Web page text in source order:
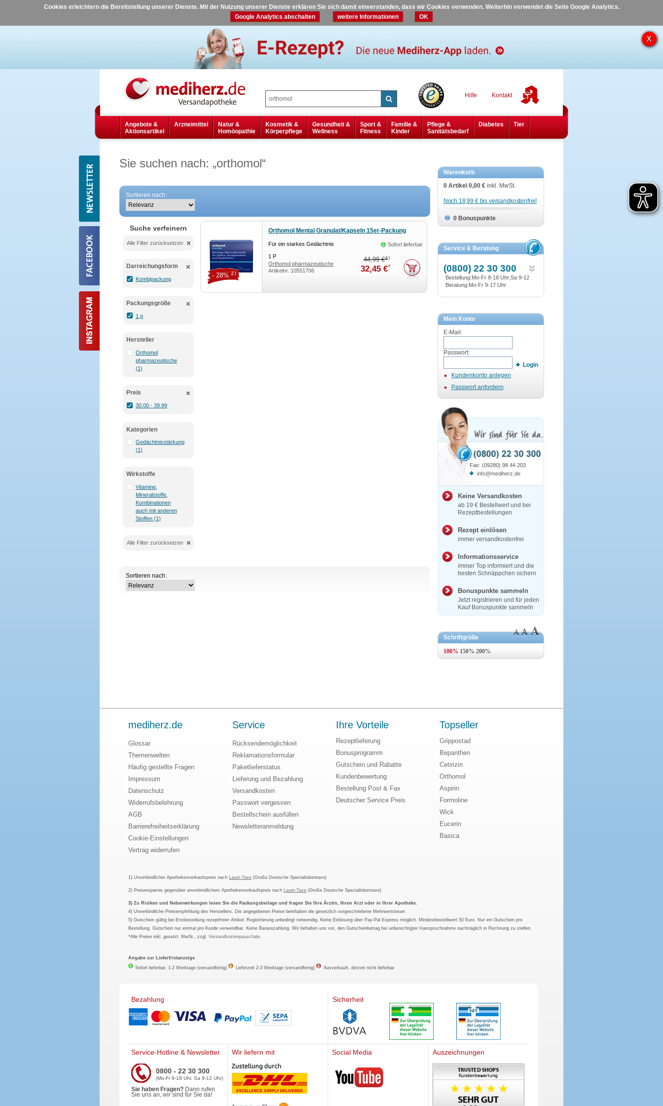
Cookies erleichtern die Bereitstellung unserer Dienste. Mit der Nutzung unserer Dienste erklären Sie sich damit einverstanden, dass wir Cookies verwenden. Weiterhin verwendet die Seite Google Analytics.
Google Analytics abschalten
weitere Informationen OK
Hilfe Kontakt
Angebote &
Aktionsartikel
Arzneimittel
Natur &
Homöopathie
Kosmetik &
Körperpflege
Gesundheit &
Wellness
Sport &
Fitness
Familie &
Kinder
Pflege &
Sanitätsbedarf
Diabetes Tier
Sie suchen nach: „orthomol“
Sortieren nach:
Suche verfeinern
Alle Filter zurücksetzen
Darreichungsform
Kombipackung
Packungsgröße
1 p
Hersteller
Orthomol
pharmazeutische
(1)
Preis
30.00 - 39.99
Kategorien
Gedächtnisstärkung
(1)
Wirkstoffe
Vitamine,
Mineralstoffe,
Kombinationen
auch mit anderen
Stoffen (1)
Alle Filter zurücksetzen
Orthomol Mental Granulat/Kapseln 15er-Packung
Für ein starkes Gedächtnis
1 P
Orthomol pharmazeutische
Artikelnr. 10551706
Sofort lieferbar
44,99 €4)
32,45 €*
- 28% 2)
Sortieren nach:
Warenkorb
0 Artikel 0,00 € inkl. MwSt.
Noch 18,99 € bis versandkostenfrei!
0 Bonuspunkte
Service & Beratung
(0800) 22 30 300
Bestellung:Mo-Fr 8-18 Uhr;Sa 9-12
Beratung:Mo-Fr 9-17 Uhr
Mein Konto
E-Mail:
Passwort:
Login
Kundenkonto anlegen
Passwort anfordern
Fax: (09280) 98 44 203
info@mediherz.de
Keine Versandkosten
ab 19 € Bestellwert und bei
Rezeptbestellungen
Rezept einlösen
immer versandkostenfrei
Informationsservice
immer Top informiert und die
besten Schnäppchen sichern
Bonuspunkte sammeln
Jetzt registrieren und für jeden
Kauf Bonuspunkte sammeln
Schriftgröße
mediherz.de
Glossar
Themenwelten
Häufig gestellte Fragen
Impressum
Datenschutz
Widerrufsbelehrung
AGB
Barrierefreiheitserklärung
Cookie-Einstellungen
Vertrag widerrufen
Service
Rücksendemöglichkeit
Reklamationsformular
Paketlieferstatus
Lieferung und Bezahlung
Versandkosten
Passwort vergessen
Bestellschein ausfüllen
Newsletteranmeldung
Ihre Vorteile
Rezeptlieferung
Bonusprogramm
Gutschein und Rabatte
Kundenbewertung
Bestellung Post & Fax
Deutscher Service Preis
Topseller
Grippostad
Bepanthen
Cetirizin
Orthomol
Aspirin
Formoline
Wick
Eucerin
Basica
1) Unverbindlicher Apothekenverkaufspreis nach Lauer-Taxe (Große Deutsche Spezialitätentaxe)
2) Preisersparnis gegenüber unverbindlichem Apothekenverkaufspreis nach Lauer-Taxe (Große Deutsche Spezialitätentaxe)
3) Zu Risiken und Nebenwirkungen lesen Sie die Packungsbeilage und fragen Sie Ihre Ärztin, Ihren Arzt oder in Ihrer Apotheke.
4) Unverbindliche Preisempfehlung des Herstellers. Die angegebenen Preise beinhalten die gesetzlich vorgeschriebene Mehrwertsteuer.
5) Gutschein gültig bei Erstbestellung rezeptfreier Artikel. Registrierung unbedingt notwendig. Keine Einlösung über Pay-Pal Express möglich. Mindestbestellwert 50 Euro. Nur ein Gutschein pro
Bestellung. Gutschein nur einmal pro Kunde verwendbar. Keine Barauszahlung. Wir behalten uns vor, den Gutscheinbetrag bei unberechtigter Inanspruchnahme nachträglich in Rechnung zu stellen.
*Alle Preise inkl. gesetzl. MwSt., zzgl.Versandkostenpauschale.
Angabe zur Lieferfristanzeige
Sofort lieferbar, 1-2 Werktage (versandfertig)
Lieferzeit 2-3 Werktage (versandfertig) Ausverkauft, derzeit nicht lieferbar
Bezahlung Sicherheit
Service-Hotline & Newsletter
0800 - 22 30 300
(Mo-Fr 8-18 Uhr, Sa 9-12 Uhr)
Sie haben Fragen? Dann rufen
Sie uns an, wir sind für Sie da!
Wir liefern mit Social Media
Mediherz
Auszeichnungen